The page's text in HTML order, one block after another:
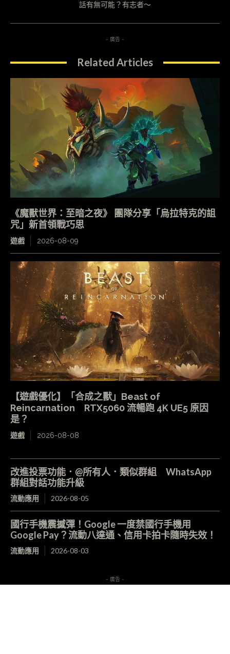
話有無可能？有志者～
- 廣告 -
Related Articles
《魔獸世界：至暗之夜》 團隊分享「烏拉特克的詛
咒」新首領戰巧思
遊戲 2026-08-09
【遊戲優化】「合成之獸」Beast of
Reincarnation RTX5060 流暢跑 4K UE5 原因
是？
遊戲 2026-08-08
改進投票功能．@所有人．類似群組 WhatsApp
群組對話功能升級
流動應用 2026-08-05
國行手機震撼彈！Google 一度禁國行手機用
Google Pay？流動八達通、信用卡拍卡隨時失效！
流動應用 2026-08-03
- 廣告 -